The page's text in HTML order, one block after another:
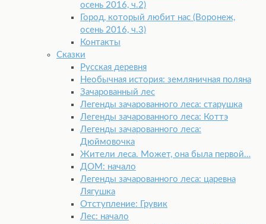
осень 2016, ч.2)
Город, который любит нас (Воронеж,
осень 2016, ч.3)
Контакты
Сказки
Русская деревня
Необычная история: земляничная поляна
Зачарованный лес
Легенды зачарованного леса: старушка
Легенды зачарованного леса: Коттэ
Легенды зачарованного леса:
Дюймовочка
Жители леса. Может, она была первой…
ДОМ: начало
Легенды зачарованного леса: царевна
Лягушка
Отступление: Грувик
Лес: начало